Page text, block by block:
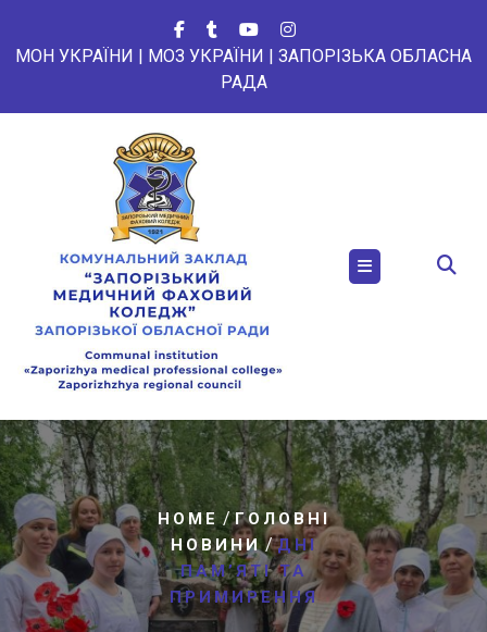
вмісту
МОН УКРАЇНИ | МОЗ УКРАЇНИ | ЗАПОРІЗЬКА ОБЛАСНА
РАДА
HOME /ГОЛОВНІ
НОВИНИ/ДНІ
ПАМ’ЯТІ ТА
ПРИМИРЕННЯ